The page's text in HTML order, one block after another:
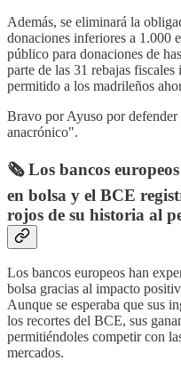
Además, se eliminará la
donaciones inferiores a 1.000
público para donaciones de
parte de las 31 rebajas
permitido a los madrileños
Bravo por Ayuso por
anacrónico".
🗞️ Los bancos
en bolsa y el BCE
rojos de su historia al
Los bancos europeos han
bolsa gracias al impacto
Aunque se esperaba que sus
los recortes del BCE, sus
permitiéndoles competir con
mercados.